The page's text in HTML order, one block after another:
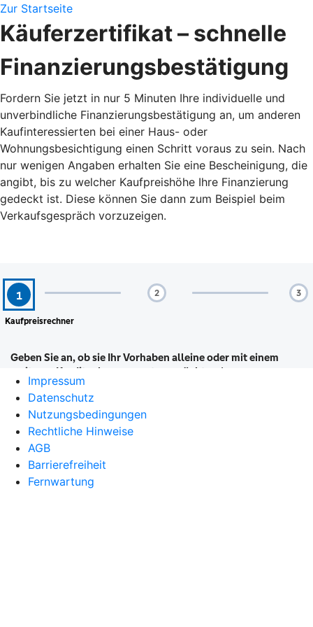
Zur Startseite
Käuferzertifikat – schnelle
Finanzierungsbestätigung
Fordern Sie jetzt in nur 5 Minuten Ihre individuelle und
unverbindliche Finanzierungsbestätigung an, um anderen
Kaufinteressierten bei einer Haus- oder
Wohnungsbesichtigung einen Schritt voraus zu sein. Nach
nur wenigen Angaben erhalten Sie eine Bescheinigung, die
angibt, bis zu welcher Kaufpreishöhe Ihre Finanzierung
gedeckt ist. Diese können Sie dann zum Beispiel beim
Verkaufsgespräch vorzuzeigen.
Impressum
Datenschutz
Nutzungsbedingungen
Rechtliche Hinweise
AGB
Barrierefreiheit
Fernwartung